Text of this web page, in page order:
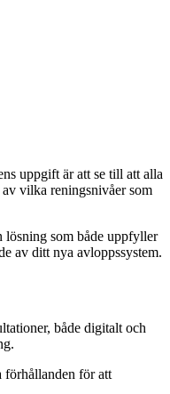
uppgift är att se till att alla
vilka reningsnivåer som
lösning som både uppfyller
av ditt nya avloppssystem.
både digitalt och
förhållanden för att